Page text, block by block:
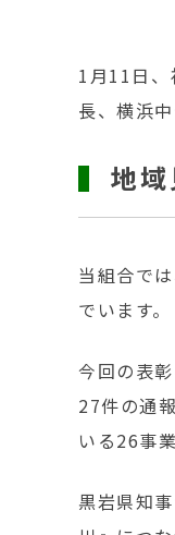
1月11日、
長、横浜
地
当組合で
でいます。
今回の表
27件の通
いる26事
黒岩県知